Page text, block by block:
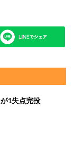
1失点完投